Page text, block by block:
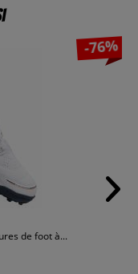
-76%
de foot à...